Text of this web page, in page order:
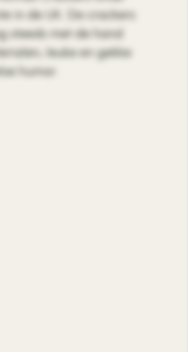
in de UK. De crackers
steeds met de hand
leuke en gekke
humor.